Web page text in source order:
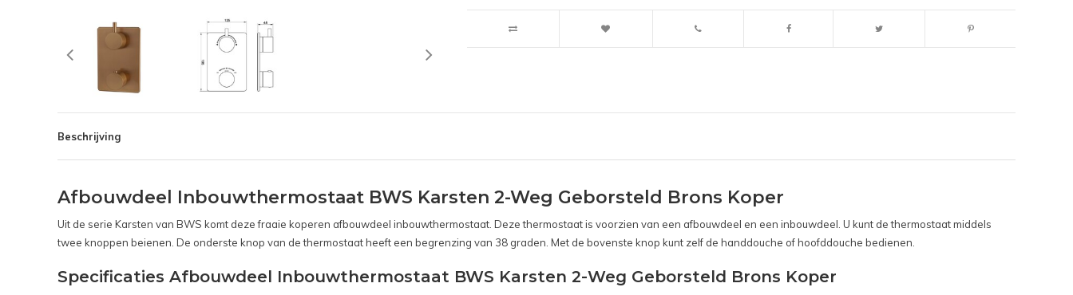
Beschrijving
Afbouwdeel Inbouwthermostaat BWS Karsten 2-Weg Geborsteld Brons Koper
Uit de serie Karsten van BWS komt deze fraaie koperen afbouwdeel inbouwthermostaat. Deze thermostaat is voorzien van een afbouwdeel en een inbouwdeel. U kunt de thermostaat middels
twee knoppen beienen. De onderste knop van de thermostaat heeft een begrenzing van 38 graden. Met de bovenste knop kunt zelf de handdouche of hoofddouche bedienen.
Specificaties Afbouwdeel Inbouwthermostaat BWS Karsten 2-Weg Geborsteld Brons Koper